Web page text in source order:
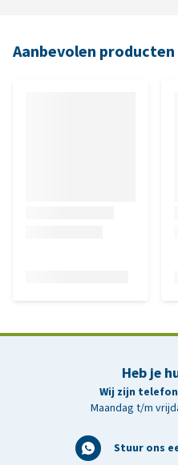
Aanbevolen producten
Heb je
Wij zijn
Maandag t/m
Stuur ons